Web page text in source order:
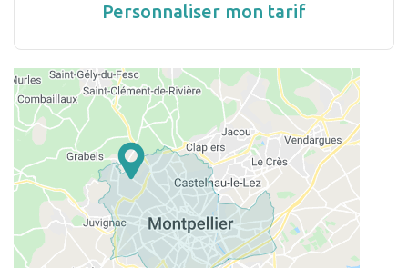
Personnaliser mon tarif